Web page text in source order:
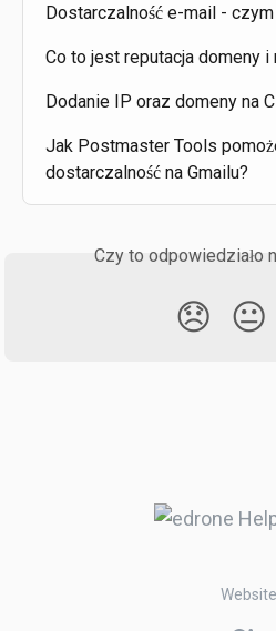
Dostarczalność e-mail -
Co to jest reputacja domeny i
Dodanie IP oraz domeny na
Jak Postmaster Tools
dostarczalność na Gmailu?
Czy to odpowiedziało
😞 😐
Website